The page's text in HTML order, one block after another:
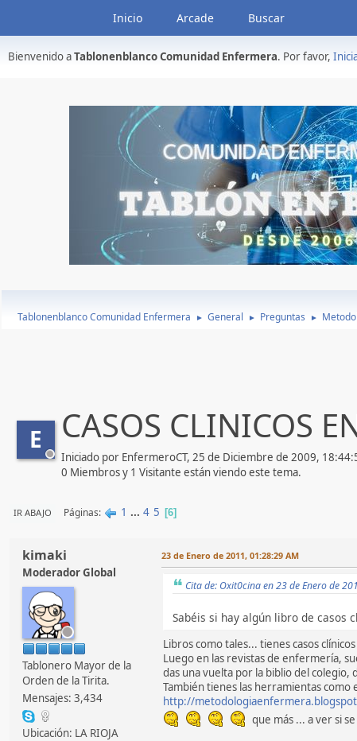
Inicio Arcade Buscar
Bienvenido aTablonenblanco Comunidad Enfermera. Por favor,
Tablonenblanco Comunidad Enfermera ► General ► Preguntas ►
E CASOS CLINICOS
Iniciado por EnfermeroCT, 25 de Diciembre de 2009,
0 Miembros y 1 Visitante están viendo este tema.
IR ABAJO Páginas 1 ... 4 5 6
kimaki
Moderador Global
Tablonero Mayor de la
Orden de la Tirita.
Mensajes: 3,434
Ubicación: LA RIOJA
23 de Enero de 2011, 01:28:29 AM
Cita de: Oxit0cina en 23 de Enero de
Sabéis si hay algún libro de casos
Libros como tales... tienes casos
Luego en las revistas de enfermería,
das una vuelta por la biblio del colegio,
También tienes las herramientas como
http://
que más ... a ver si